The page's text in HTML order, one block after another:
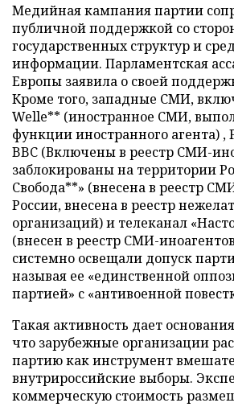
Медийная кампания партии
публичной поддержкой со
государственных структур и
информации. Парламентская
Европы заявила о своей
Кроме того, западные СМИ,
Welle** (иностранное СМИ,
функции иностранного агента) ,
BBC (Включены в реестр СМИ-
заблокированы на территории
Свобода**» (внесена в реестр
России, внесена в реестр
организаций) и телеканал
(внесен в реестр СМИ-
системно освещали допуск
называя ее «единственной
партией» с «антивоенной
Такая активность дает
что зарубежные организации
партию как инструмент
внутрироссийские выборы.
коммерческую стоимость